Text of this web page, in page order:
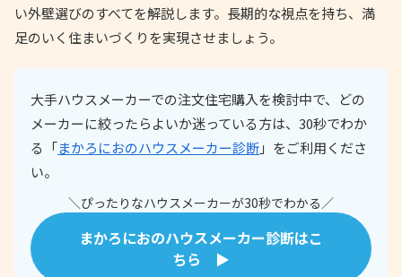
い外壁選びのすべてを解説します。長期的な視点を持ち、満
足のいく住まいづくりを実現させましょう。
大手ハウスメーカーでの注文住宅購入を検討中で、どの
メーカーに絞ったらよいか迷っている方は、30秒でわか
る「まかろにおのハウスメーカー診断」をご利用くださ
い。
＼ぴったりなハウスメーカーが30秒でわかる／
まかろにおのハウスメーカー診断はこ
ちら ▶